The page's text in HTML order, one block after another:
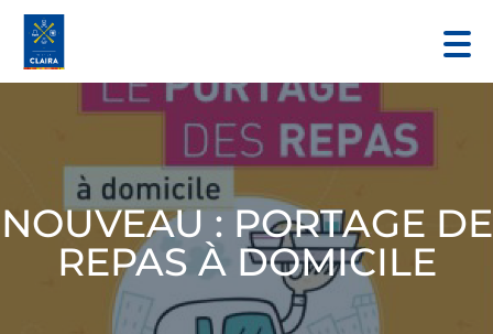
NOUVEAU : PORTAGE DE
REPAS À DOMICILE